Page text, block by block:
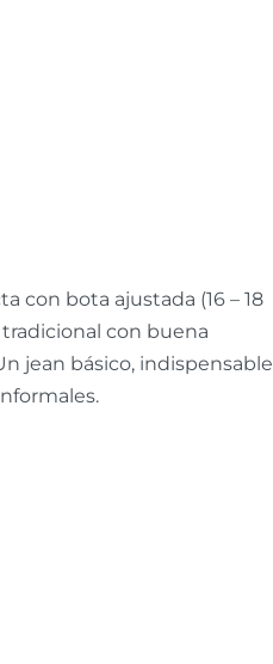
con bota ajustada (16 – 18
con buena
jean básico, indispensable